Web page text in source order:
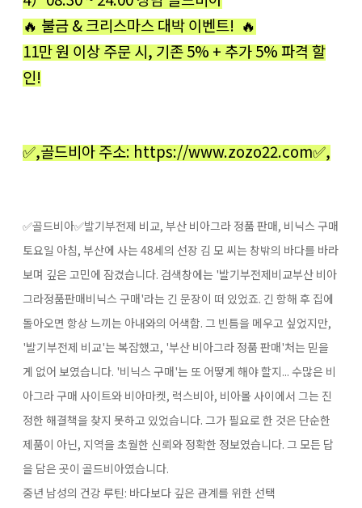
🔥 불금 & 크리스마스 대박 이벤트! 🔥
11만 원 이상 주문 시, 기존 5% + 추가 5% 파격 할
인!
✅,골드비아 주소: https://www.zozo22.com✅,
✅골드비아✅발기부전제 비교, 부산 비아그라 정품 판매, 비닉스 구매
토요일 아침, 부산에 사는 48세의 선장 김 모 씨는 창밖의 바다를 바라
보며 깊은 고민에 잠겼습니다. 검색창에는 '발기부전제비교부산 비아
그라정품판매비닉스 구매'라는 긴 문장이 떠 있었죠. 긴 항해 후 집에
돌아오면 항상 느끼는 아내와의 어색함. 그 빈틈을 메우고 싶었지만,
'발기부전제 비교'는 복잡했고, '부산 비아그라 정품 판매'처는 믿을
게 없어 보였습니다. '비닉스 구매'는 또 어떻게 해야 할지... 수많은 비
아그라 구매 사이트와 비아마켓, 럭스비아, 비아몰​ 사이에서 그는 진
정한 해결책을 찾지 못하고 있었습니다. 그가 필요로 한 것은 단순한
제품이 아닌, 지역을 초월한 신뢰와 정확한 정보였습니다. 그 모든 답
을 담은 곳이 골드비아였습니다.
중년 남성의 건강 루틴: 바다보다 깊은 관계를 위한 선택